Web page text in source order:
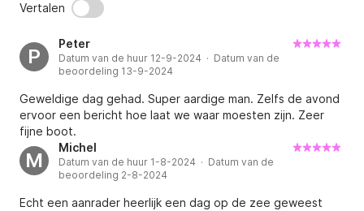
Vertalen
P
Peter
Datum van de huur 12-9-2024 · Datum van de
beoordeling 13-9-2024
Geweldige dag gehad. Super aardige man. Zelfs de avond
ervoor een bericht hoe laat we waar moesten zijn. Zeer
fijne boot.
M
Michel
Datum van de huur 1-8-2024 · Datum van de
beoordeling 2-8-2024
Echt een aanrader heerlijk een dag op de zee geweest